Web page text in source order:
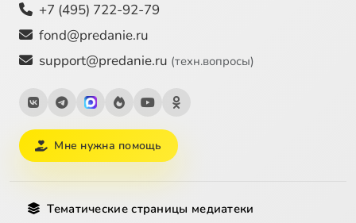
+7 (495) 722-92-79
fond@predanie.ru
support@predanie.ru (техн.вопросы)
Мне нужна помощь
Тематические страницы медиатеки